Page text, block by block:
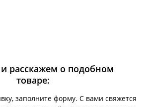
расскажем о подобном
товаре:
заполните форму. С вами свяжется